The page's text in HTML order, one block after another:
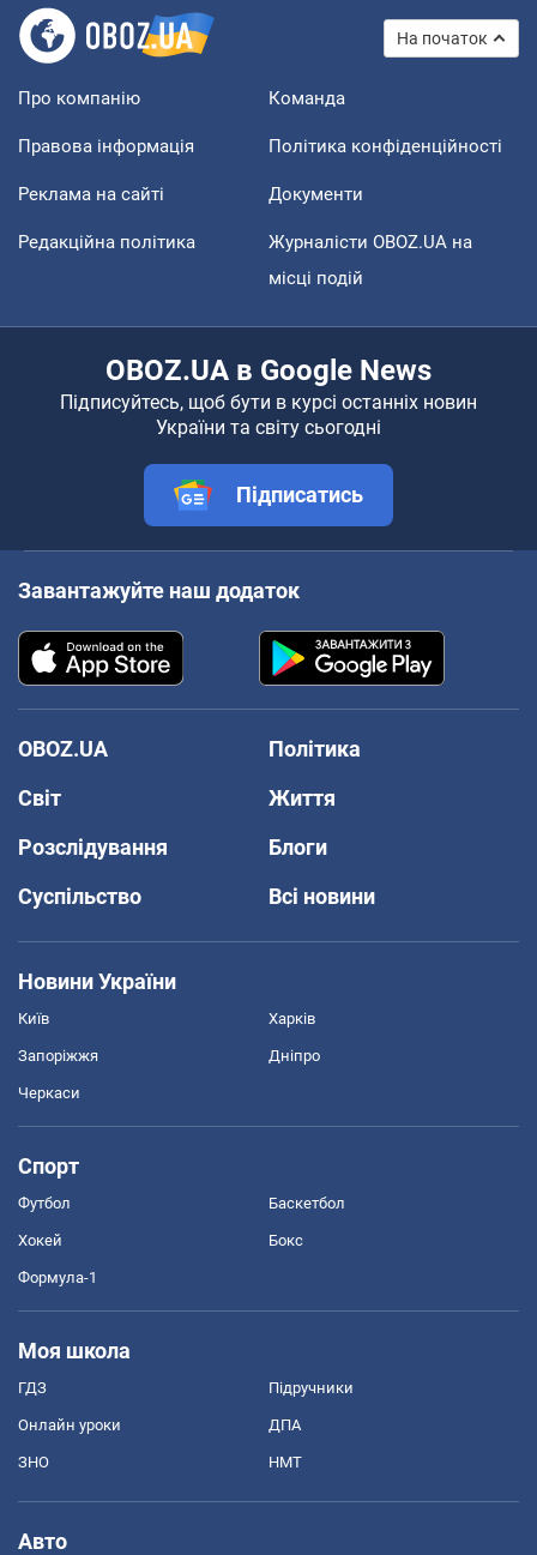
На початок
Про компанію Команда
Правова інформація Політика конфіденційності
Реклама на сайті Документи
Редакційна політика
Журналісти OBOZ.UA на
місці подій
OBOZ.UA в Google News
Підписуйтесь, щоб бути в курсі останніх новин
України та світу сьогодні
Підписатись
Завантажуйте наш додаток
OBOZ.UA
Політика
Світ
Життя
Розслідування
Блоги
Суспільство
Всі новини
Новини України
Київ Харків
Запоріжжя Дніпро
Черкаси
Спорт
Футбол Баскетбол
Хокей Бокс
Формула-1
Моя школа
ГДЗ Підручники
Онлайн уроки ДПА
ЗНО НМТ
Авто